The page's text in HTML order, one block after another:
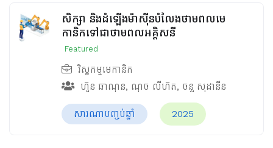
សិក្សា និងដំឡើងម៉ាស៊ីនបំលែងថាមពលមេ
កានិកទៅជាថាមពលអគ្គិសនី
Featured
វិស្វកម្មមេកានិក
ហ៊ួន ឆាណុន, ណុច លីហ៊ត, ចន្ទ សុដានីន
សារណាបញ្ចប់ឆ្នាំ 2025